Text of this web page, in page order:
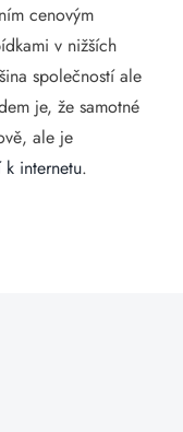
cenovým
v nižších
společností ale
je, že samotné
ale je
internetu.